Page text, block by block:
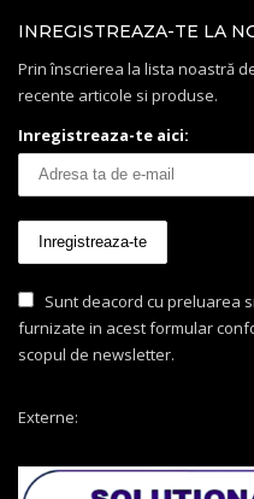
INREGISTREAZA-TE LA
Prin înscrierea la lista noastră
recente articole si produse.
Inregistreaza-te aici:
Sunt deacord cu preluarea
furnizate in acest formular
scopul de newsletter.
Externe: